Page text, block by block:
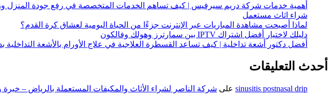
أهمية خدمات شركة دريم سيرفيس | كيف تساهم الخدمات المتخصصة في رفع جودة المنزل
شراء اثاث مستعمل
لماذا أصبحت مشاهدة المباريات عبر الإنترنت جزءًا من الحياة اليومية لعشاق كرة القدم؟
دليلك لاختيار أفضل اشتراك IPTV بين سمارترز وهولك وفالكون
أفضل دكتور أشعة تداخلية | كيف تساعد القسطرة العلاجية في علاج الأورام بالأشعة
أحدث التعليقات
sinusitis postnasal drip على شركة الناصر لشراء الأثاث والمكيفات المستعملة بالرياض – خبرة